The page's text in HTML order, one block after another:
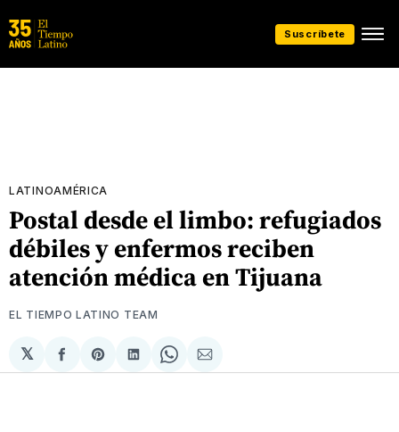
Suscríbete
LATINOAMÉRICA
Postal desde el limbo: refugiados
débiles y enfermos reciben
atención médica en Tijuana
EL TIEMPO LATINO TEAM
𝕏
Compartir
en
Share
on
Compartir
en
Share
on
Compartir
via